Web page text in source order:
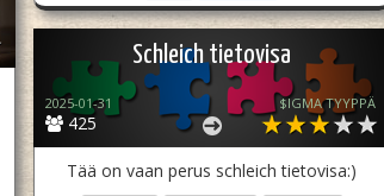
Schleich tietovisa
425
2025-01-31 $IGMA TYYPPÄ
Tää on vaan perus schleich tietovisa:)